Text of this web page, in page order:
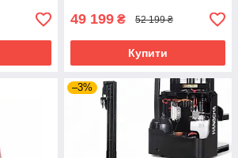
49 199 ₴ 52 199 ₴
Купити
–3%